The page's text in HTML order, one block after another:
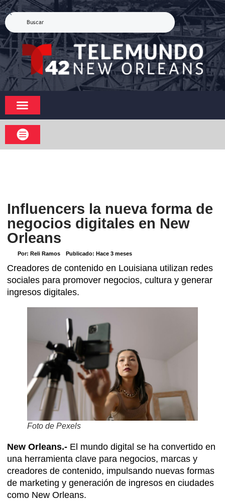
Influencers la nueva forma de
negocios digitales en New
Orleans
Por: Reli Ramos Publicado: Hace 3 meses
Creadores de contenido en Louisiana utilizan redes
sociales para promover negocios, cultura y generar
ingresos digitales.
Foto de Pexels
New Orleans.- El mundo digital se ha convertido en
una herramienta clave para negocios, marcas y
creadores de contenido, impulsando nuevas formas
de marketing y generación de ingresos en ciudades
como New Orleans.